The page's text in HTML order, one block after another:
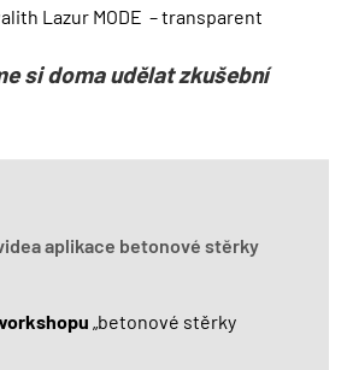
Lazur MODE – transparent
si doma udělat zkušební
aplikace betonové stěrky
„betonové stěrky